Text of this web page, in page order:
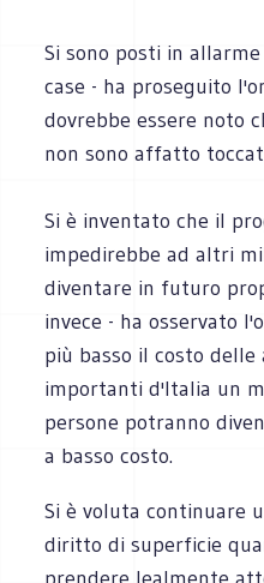
Si sono posti in
case - ha proseguito
dovrebbe essere noto
non sono affatto
Si è inventato che il
impedirebbe ad altri
diventare in futuro
invece - ha osservato
più basso il costo delle
importanti d'Italia un
persone potranno
a basso costo.
Si è voluta continuare
diritto di superficie